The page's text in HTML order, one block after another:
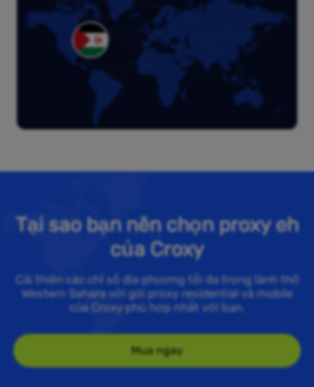
Tại sao bạn nên chọn proxy eh
của Croxy
Cải thiện các chỉ số địa phương tối đa trong lãnh thổ
Western Sahara với gói proxy residential và mobile
của Croxy phù hợp nhất với bạn.
Mua ngay